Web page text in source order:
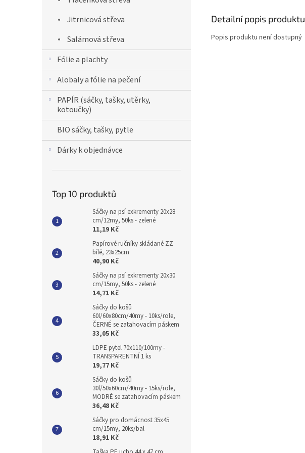
Jitrnicová střeva
Salámová střeva
Fólie a plachty
Alobaly a fólie na pečení
PAPÍR (sáčky, tašky, utěrky,
kotoučky)
BIO sáčky, tašky, pytle
Dárky k objednávce
Top 10 produktů
Sáčky na psí exkrementy 20x28
cm/12my, 50ks - zelené
11,19 Kč
Papírové ručníky skládané ZZ
bílé, 23x25cm
40,90 Kč
Sáčky na psí exkrementy 20x30
cm/15my, 50ks - zelené
14,71 Kč
Sáčky do košů
60l/60x80cm/40my - 10ks/role,
ČERNÉ se zatahovacím páskem
33,05 Kč
LDPE pytel 70x110/100my -
TRANSPARENTNÍ 1 ks
19,77 Kč
Sáčky do košů
30l/50x60cm/40my - 15ks/role,
MODRÉ se zatahovacím páskem
36,48 Kč
Sáčky pro domácnost 35x45
cm/15my, 20ks/bal
18,91 Kč
Detailní popis produktu
Popis produktu není dostupný